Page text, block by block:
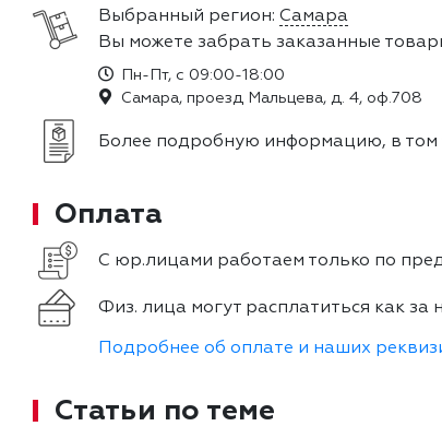
Выбранный регион: Самара
Вы можете забрать заказанные
Пн-Пт, с 09:00-18:00
Самара, проезд Мальцева, д. 4, оф.708
Более подробную информацию, в том
Оплата
С юр.лицами работаем только по
Физ. лица могут расплатиться как за
Подробнее об оплате и наших
Статьи по теме